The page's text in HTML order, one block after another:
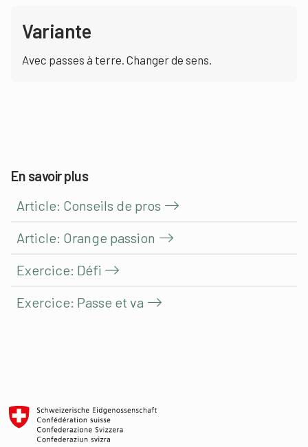
Variante
Avec passes à terre. Changer de sens.
En savoir plus
Article: Conseils de pros
Article: Orange passion
Exercice: Défi
Exercice: Passe et va